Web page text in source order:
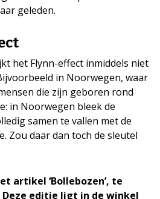
geleden.
het Flynn-effect inmiddels niet
in Noorwegen, waar
die zijn geboren rond
in Noorwegen bleek de
samen te vallen met de
Zou daar dan toch de sleutel
artikel ‘Bollebozen’, te
Deze editie ligt in de winkel